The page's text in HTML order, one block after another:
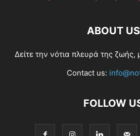
ABOUT US
Δείτε την νότια πλευρά της ζωής,
Contact us:
FOLLOW